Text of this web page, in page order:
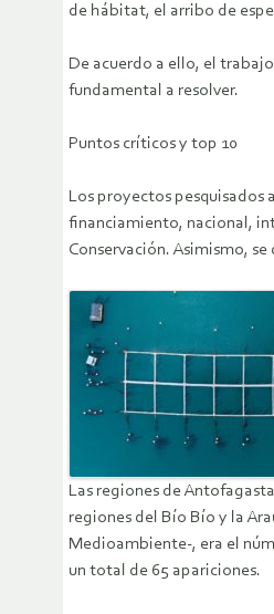
de hábitat, el arribo de
De acuerdo a ello, el
fundamental a resolver.
Puntos críticos y top 10
Los proyectos pesquisados
financiamiento, nacional,
Conservación. Asimismo,
Las regiones de
regiones del Bío Bío y la
Medioambiente-, era el
un total de 65 apariciones.